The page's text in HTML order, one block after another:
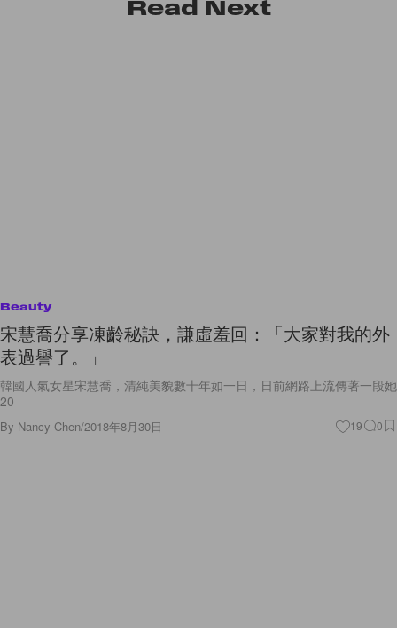
Read Next
Beauty
宋慧喬分享凍齡秘訣，謙虛羞回：「大家對我的外
表過譽了。」
韓國人氣女星宋慧喬，清純美貌數十年如一日，日前網路上流傳著一段她
20
By Nancy Chen/2018年8月30日 19 0